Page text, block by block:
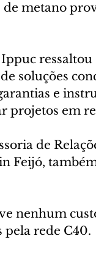
de metano
soluções
e
projetos em
de
Feijó,
nenhum
pela rede C40.